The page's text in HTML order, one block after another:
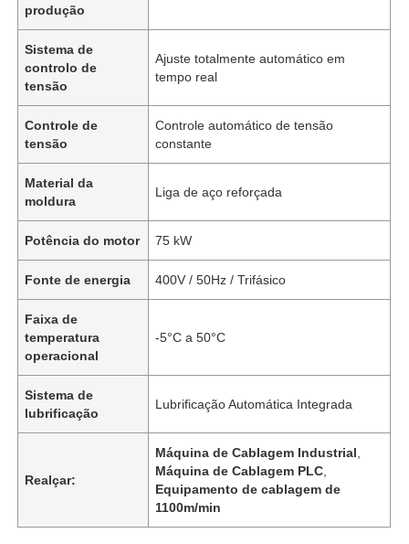
produção
Sistema de
controlo de
tensão
Ajuste totalmente automático em
tempo real
Controle de
tensão
Controle automático de tensão
constante
Material da
moldura
Liga de aço reforçada
Potência do motor 75 kW
Fonte de energia 400V / 50Hz / Trifásico
Faixa de
temperatura
operacional
-5°C a 50°C
Sistema de
lubrificação
Lubrificação Automática Integrada
Realçar:
Máquina de Cablagem Industrial
Máquina de Cablagem PLC
Equipamento de cablagem de
1100m/min